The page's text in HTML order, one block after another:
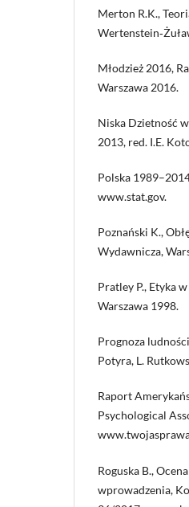
Merton R.K.,
Młodzież 2016,
Warszawa 2016.
Niska Dzietność
2013, red. I.E.
Polska
www.stat.gov.
Poznański K.,
Wydawnicza,
Pratley P., Etyka
Warszawa 1998.
Prognoza
Potyra, L.
Raport
Psychological
Roguska B.,
wprowadzenia,